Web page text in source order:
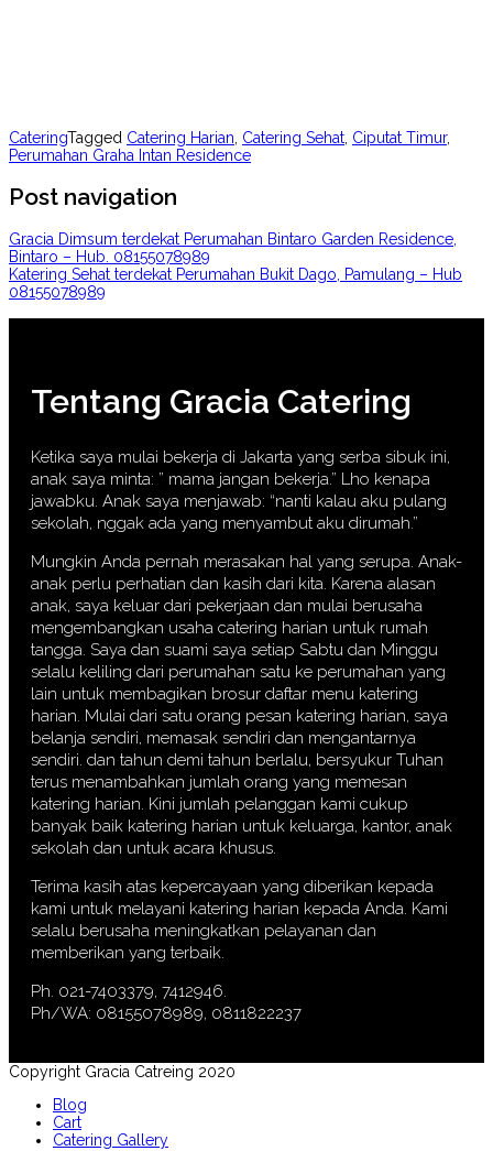
CateringTagged Catering Harian Catering Sehat Ciputat Timur,
Perumahan Graha Intan Residence
Post navigation
Gracia Dimsum terdekat Perumahan Bintaro Garden Residence,
Bintaro – Hub. 08155078989
Katering Sehat terdekat Perumahan Bukit Dago, Pamulang – Hub
08155078989
Tentang Gracia Catering
Ketika saya mulai bekerja di Jakarta yang serba sibuk ini,
anak saya minta: ” mama jangan bekerja.” Lho kenapa
jawabku. Anak saya menjawab: “nanti kalau aku pulang
sekolah, nggak ada yang menyambut aku dirumah.”
Mungkin Anda pernah merasakan hal yang serupa. Anak-
anak perlu perhatian dan kasih dari kita. Karena alasan
anak, saya keluar dari pekerjaan dan mulai berusaha
mengembangkan usaha catering harian untuk rumah
tangga. Saya dan suami saya setiap Sabtu dan Minggu
selalu keliling dari perumahan satu ke perumahan yang
lain untuk membagikan brosur daftar menu katering
harian. Mulai dari satu orang pesan katering harian, saya
belanja sendiri, memasak sendiri dan mengantarnya
sendiri. dan tahun demi tahun berlalu, bersyukur Tuhan
terus menambahkan jumlah orang yang memesan
katering harian. Kini jumlah pelanggan kami cukup
banyak baik katering harian untuk keluarga, kantor, anak
sekolah dan untuk acara khusus.
Terima kasih atas kepercayaan yang diberikan kepada
kami untuk melayani katering harian kepada Anda. Kami
selalu berusaha meningkatkan pelayanan dan
memberikan yang terbaik.
Ph. 021-7403379, 7412946.
Ph/WA: 08155078989, 0811822237
Copyright Gracia Catreing 2020
Blog
Cart
Catering Gallery